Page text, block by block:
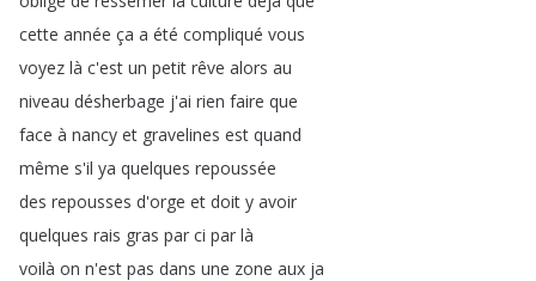
cette année ça a été compliqué vous
voyez là c'est un petit rêve alors au
niveau désherbage j'ai rien faire que
face à nancy et gravelines est quand
même s'il ya quelques repoussée
des repousses d'orge et doit y avoir
quelques rais gras par ci par là
voilà on n'est pas dans une zone aux ja